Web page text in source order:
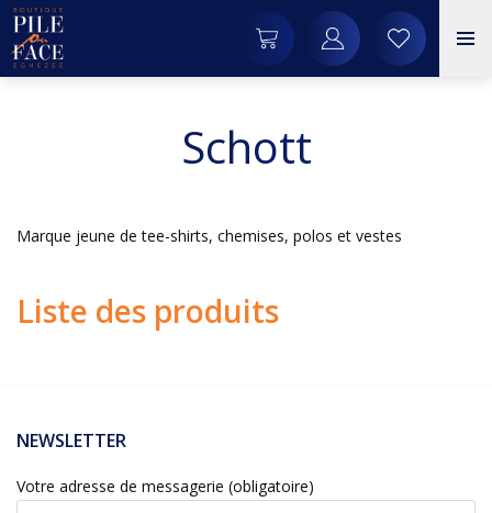
Schott
Marque jeune de tee-shirts, chemises, polos et vestes
Liste des produits
NEWSLETTER
Votre adresse de messagerie (obligatoire)